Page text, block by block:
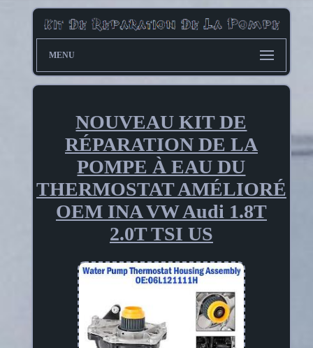
MENU
NOUVEAU KIT DE
RÉPARATION DE LA
POMPE À EAU DU
THERMOSTAT AMÉLIORÉ
OEM INA VW Audi 1.8T
2.0T TSI US